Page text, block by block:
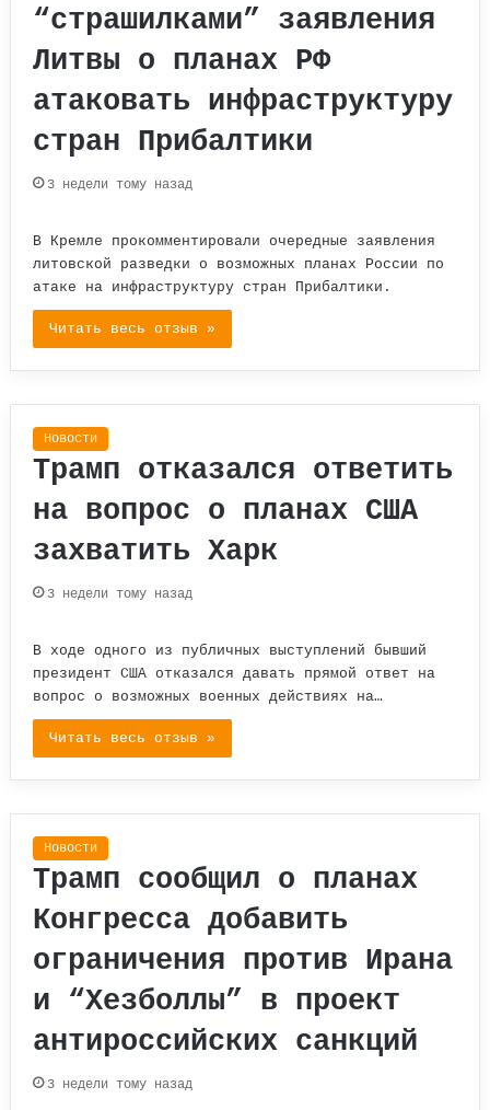
“страшилками” заявления
Литвы о планах РФ
атаковать инфраструктуру
стран Прибалтики
3 недели тому назад
В Кремле прокомментировали очередные заявления
литовской разведки о возможных планах России по
атаке на инфраструктуру стран Прибалтики.
Читать весь отзыв »
Новости
Трамп отказался ответить
на вопрос о планах США
захватить Харк
3 недели тому назад
В ходе одного из публичных выступлений бывший
президент США отказался давать прямой ответ на
вопрос о возможных военных действиях на…
Читать весь отзыв »
Новости
Трамп сообщил о планах
Конгресса добавить
ограничения против Ирана
и “Хезболлы” в проект
антироссийских санкций
3 недели тому назад